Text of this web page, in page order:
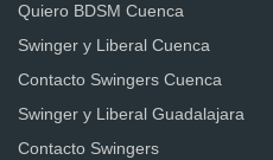
Quiero BDSM Cuenca
Swinger y Liberal Cuenca
Contacto Swingers Cuenca
Swinger y Liberal Guadalajara
Contacto Swingers